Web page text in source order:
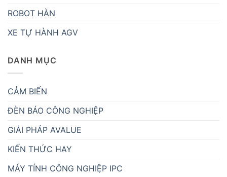
ROBOT HÀN
XE TỰ HÀNH AGV
DANH MỤC
CẢM BIẾN
ĐÈN BÁO CÔNG NGHIỆP
GIẢI PHÁP AVALUE
KIẾN THỨC HAY
MÁY TÍNH CÔNG NGHIỆP IPC